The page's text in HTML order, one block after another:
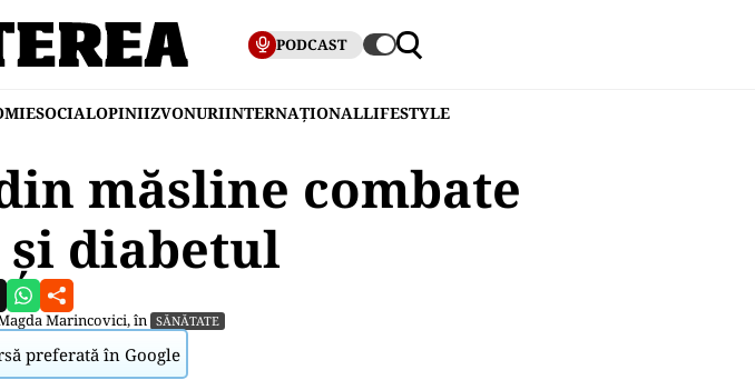
PODCAST
SOCIALOPINIIZVONURIINTERNAȚIONALLIFESTYLE
măsline combate
diabetul
Marincovici, în SĂNĂTATE
preferată în Google